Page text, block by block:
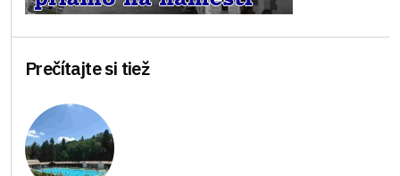
Prečítajte si tiež